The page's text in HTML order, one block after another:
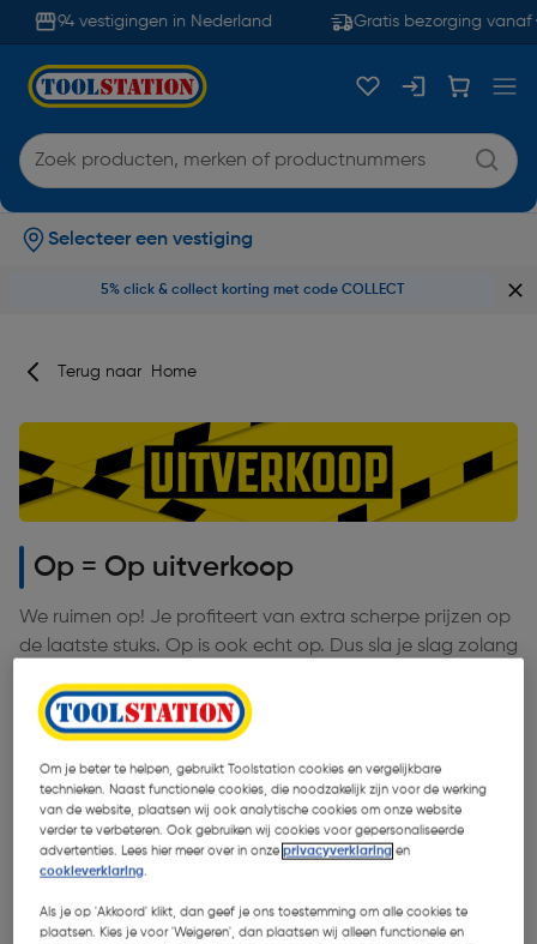
94 vestigingen in Nederland Gratis bezorging vanaf
Selecteer een vestiging
5% click & collect korting met code COLLECT
Terug naar Home
Op = Op uitverkoop
We ruimen op! Je profiteert van extra scherpe prijzen op
de laatste stuks. Op is ook echt op. Dus sla je slag zolang
Alles wat je nodig hebt, nu extra voordelig.
> Alle categorieën
Om je beter te helpen, gebruikt Toolstation cookies en vergelijkbare
technieken. Naast functionele cookies, die noodzakelijk zijn voor de werking
van de website, plaatsen wij ook analytische cookies om onze website
verder te verbeteren. Ook gebruiken wij cookies voor gepersonaliseerde
advertenties. Lees hier meer over in onzeprivacyverklaring en
cookieverklaring.
Als je op 'Akkoord' klikt, dan geef je ons toestemming om alle cookies te
plaatsen. Kies je voor 'Weigeren', dan plaatsen wij alleen functionele en